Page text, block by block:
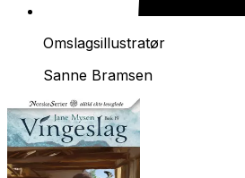
Omslagsillustratør
Sanne Bramsen